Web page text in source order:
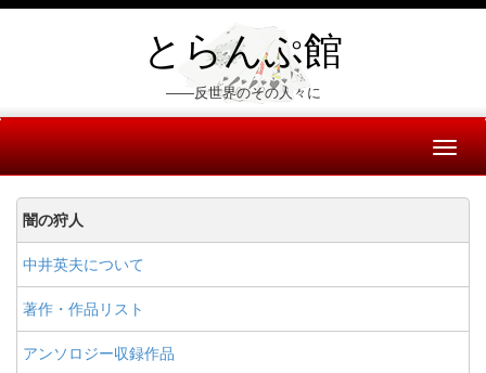
とらんぷ館
――反世界のその人々に
闇の狩人
中井英夫について
著作・作品リスト
アンソロジー収録作品